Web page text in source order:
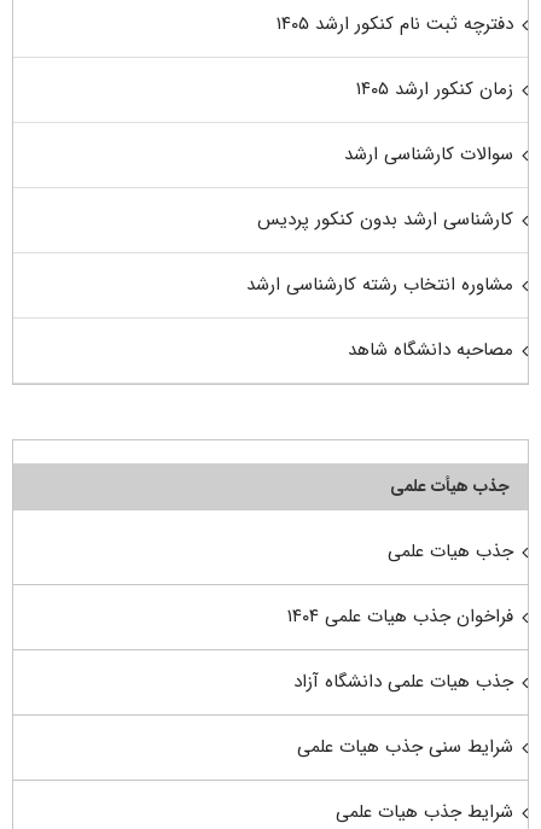
دفترچه ثبت نام کنکور ارشد ۱۴۰۵
زمان کنکور ارشد ۱۴۰۵
سوالات کارشناسی ارشد
کارشناسی ارشد بدون کنکور پردیس
مشاوره انتخاب رشته کارشناسی ارشد
مصاحبه دانشگاه شاهد
جذب هیأت علمی
جذب هیات علمی
فراخوان جذب هیات علمی ۱۴۰۴
جذب هیات علمی دانشگاه آزاد
شرایط سنی جذب هیات علمی
شرایط جذب هیات علمی